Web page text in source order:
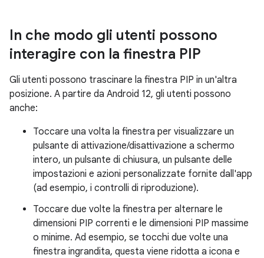
In che modo gli utenti possono
interagire con la finestra PIP
Gli utenti possono trascinare la finestra PIP in un'altra
posizione. A partire da Android 12, gli utenti possono
anche:
Toccare una volta la finestra per visualizzare un
pulsante di attivazione/disattivazione a schermo
intero, un pulsante di chiusura, un pulsante delle
impostazioni e azioni personalizzate fornite dall'app
(ad esempio, i controlli di riproduzione).
Toccare due volte la finestra per alternare le
dimensioni PIP correnti e le dimensioni PIP massime
o minime. Ad esempio, se tocchi due volte una
finestra ingrandita, questa viene ridotta a icona e